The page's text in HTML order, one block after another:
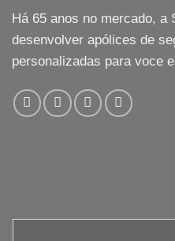
Há 65 anos no mercado, a
desenvolver apólices de
personalizadas para voce